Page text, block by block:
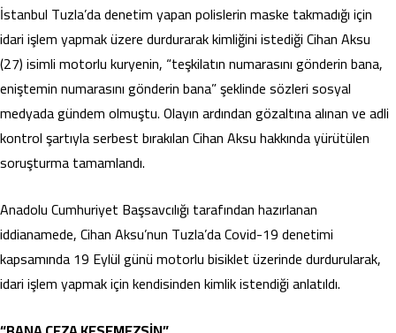
İstanbul Tuzla’da denetim yapan polislerin maske takmadığı için
idari işlem yapmak üzere durdurarak kimliğini istediği Cihan Aksu
(27) isimli motorlu kuryenin, “teşkilatın numarasını gönderin bana,
eniştemin numarasını gönderin bana” şeklinde sözleri sosyal
medyada gündem olmuştu. Olayın ardından gözaltına alınan ve adli
kontrol şartıyla serbest bırakılan Cihan Aksu hakkında yürütülen
soruşturma tamamlandı.
Anadolu Cumhuriyet Başsavcılığı tarafından hazırlanan
iddianamede, Cihan Aksu’nun Tuzla’da Covid-19 denetimi
kapsamında 19 Eylül günü motorlu bisiklet üzerinde durdurularak,
idari işlem yapmak için kendisinden kimlik istendiği anlatıldı.